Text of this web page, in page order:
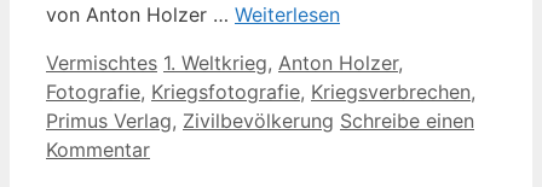
von Anton Holzer … Weiterlesen
Kategorien
Vermischtes Schlagwörter
1. Weltkrieg, Anton Holzer,
Fotografie, Kriegsfotografie, Kriegsverbrechen,
Primus Verlag, Zivilbevölkerung Schreibe einen
Kommentar